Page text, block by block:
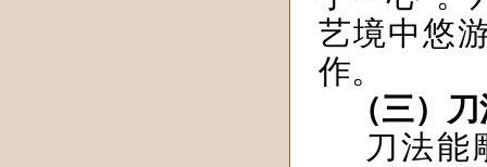
艺境中悠
作。
（三）
刀法能